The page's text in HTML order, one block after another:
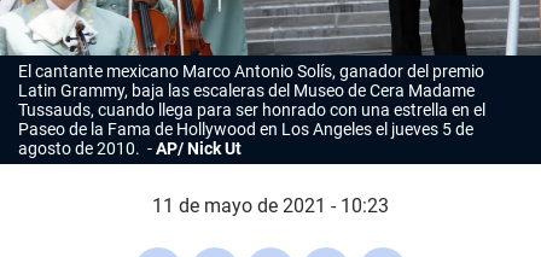
El cantante mexicano Marco Antonio Solís, ganador del premio
Latin Grammy, baja las escaleras del Museo de Cera Madame
Tussauds, cuando llega para ser honrado con una estrella en el
Paseo de la Fama de Hollywood en Los Angeles el jueves 5 de
agosto de 2010.
AP/ Nick Ut
11 de mayo de 2021 - 10:23